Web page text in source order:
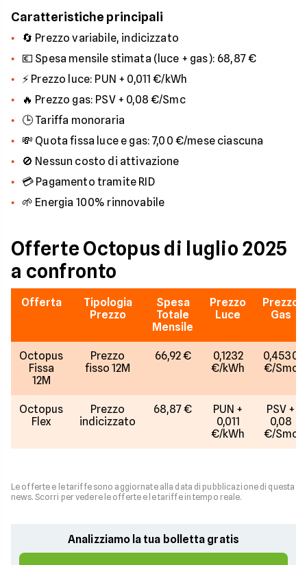
Caratteristiche principali
🔄 Prezzo variabile, indicizzato
💶 Spesa mensile stimata (luce + gas): 68,87 €
⚡ Prezzo luce: PUN + 0,011 €/kWh
🔥 Prezzo gas: PSV + 0,08 €/Smc
🕒 Tariffa monoraria
💸 Quota fissa luce e gas: 7,00 €/mese ciascuna
🚫 Nessun costo di attivazione
💳 Pagamento tramite RID
🌱 Energia 100% rinnovabile
Offerte Octopus di luglio 2025
a confronto
Offerta
Tipologia
Prezzo
Spesa
Totale
Mensile
Prezzo
Luce
Prezzo
Gas
Octopus
Fissa
12M
Prezzo
fisso 12M
66,92 €
0,1232
€/kWh
0,4530
€/Smc
Octopus
Flex
Prezzo
indicizzato
68,87 €
PUN +
0,011
€/kWh
PSV +
0,08
€/Smc
Le offerte e le tariffe sono aggiornate alla data di pubblicazione di questa
news. Scorri per vedere le offerte e le tariffe in tempo reale.
Analizziamo la tua bolletta gratis